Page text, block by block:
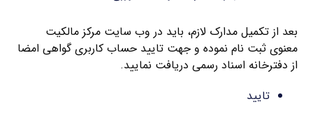
بعد از تکمیل مدارک لازم، باید در وب سایت مرکز مالکیت
معنوی ثبت نام نموده و جهت تایید حساب کاربری گواهی امضا
از دفترخانه اسناد رسمی دریافت نمایید.
تایید